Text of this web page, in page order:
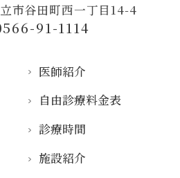
市谷田町西一丁目14-4
91-1114
医師紹介
自由診療料金表
診療時間
施設紹介